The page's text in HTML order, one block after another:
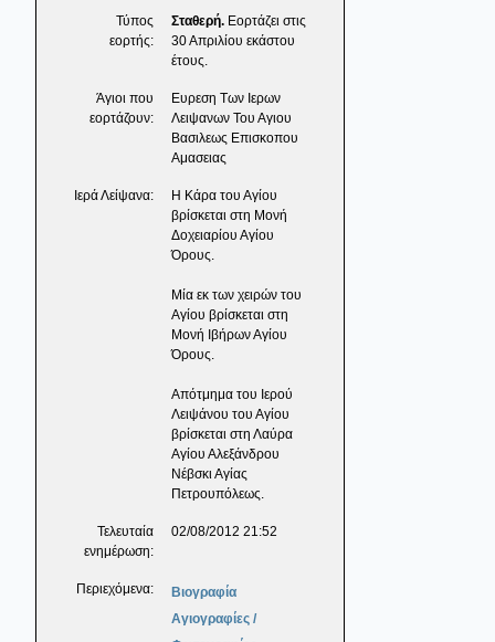
Τύπος
εορτής:
Σταθερή. Εορτάζει στις
30 Απριλίου εκάστου
έτους.
Άγιοι που
εορτάζουν:
Ευρεση Των Ιερων
Λειψανων Του Αγιου
Βασιλεως Επισκοπου
Αμασειας
Ιερά Λείψανα:
Η Κάρα του Αγίου
βρίσκεται στη Μονή
Δοχειαρίου Αγίου
Όρους.
Μία εκ των χειρών του
Αγίου βρίσκεται στη
Μονή Ιβήρων Αγίου
Όρους.
Απότμημα του Ιερού
Λειψάνου του Αγίου
βρίσκεται στη Λαύρα
Αγίου Αλεξάνδρου
Νέβσκι Αγίας
Πετρουπόλεως.
Τελευταία
ενημέρωση:
02/08/2012 21:52
Περιεχόμενα:
Βιογραφία
Αγιογραφίες /